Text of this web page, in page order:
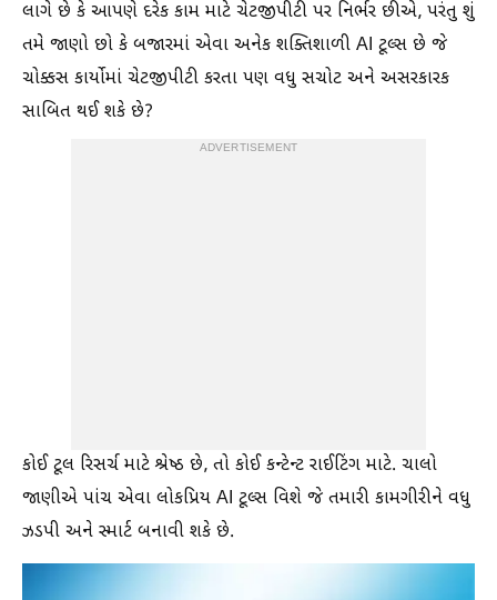
લાગે છે કે આપણે દરેક કામ માટે ચેટજીપીટી પર નિર્ભર છીએ, પરંતુ શું
તમે જાણો છો કે બજારમાં એવા અનેક શક્તિશાળી AI ટૂલ્સ છે જે
ચોક્કસ કાર્યોમાં ચેટજીપીટી કરતા પણ વધુ સચોટ અને અસરકારક
સાબિત થઈ શકે છે?
ADVERTISEMENT
કોઈ ટૂલ રિસર્ચ માટે શ્રેષ્ઠ છે, તો કોઈ કન્ટેન્ટ રાઈટિંગ માટે. ચાલો
જાણીએ પાંચ એવા લોકપ્રિય AI ટૂલ્સ વિશે જે તમારી કામગીરીને વધુ
ઝડપી અને સ્માર્ટ બનાવી શકે છે.